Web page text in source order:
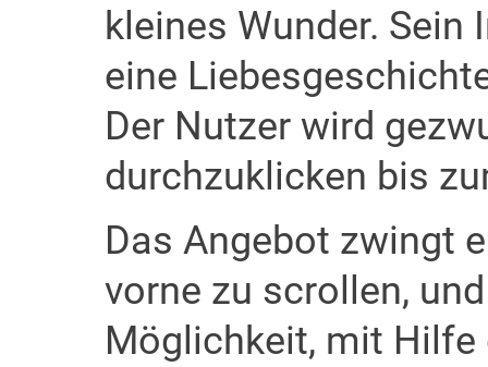
kleines Wunder.
eine
Der Nutzer wird
durchzuklicken bis
Das Angebot zwingt
vorne zu scrollen,
Möglichkeit, mit Hilfe